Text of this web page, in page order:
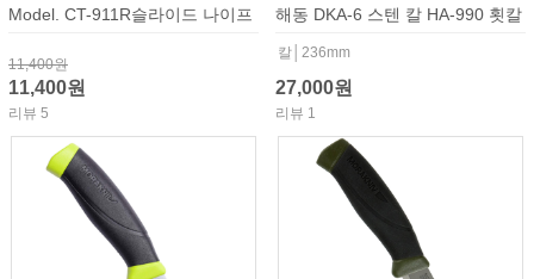
Model. CT-911R슬라이드 나이프
11,400원
11,400원
리뷰 5
해동 DKA-6 스텐 칼 HA-990 횟칼
칼│236mm
27,000원
리뷰 1